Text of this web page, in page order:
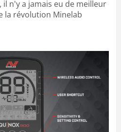
n'y a jamais eu de meilleur
la révolution Minelab